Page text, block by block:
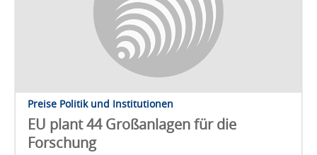
Preise Politik und Institutionen
EU plant 44 Großanlagen für die
Forschung